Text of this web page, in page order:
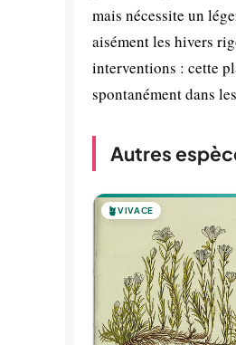
mais nécessite un
aisément les hivers
interventions : cette
spontanément dans
Autres
🪴VIVACE